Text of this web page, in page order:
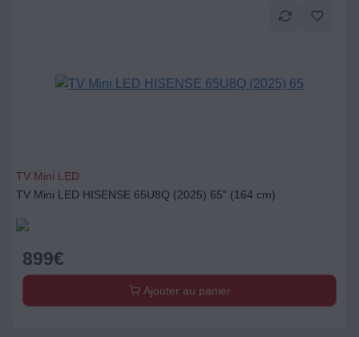
TV Mini LED
TV Mini LED HISENSE 65U8Q (2025) 65" (164 cm)
899€
Ajouter au panier